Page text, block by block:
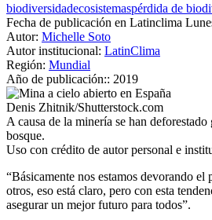
biodiversidadecosistemaspérdida de
Fecha de publicación en Latinclima
Autor: Michelle Soto
Autor institucional: LatinClima
Región: Mundial
Año de publicación:: 2019
Denis Zhitnik/Shutterstock.com
A causa de la minería se han deforestado
bosque.
Uso con crédito de autor personal e
“Básicamente nos estamos devorando el
otros, eso está claro, pero con esta
asegurar un mejor futuro para todos”.